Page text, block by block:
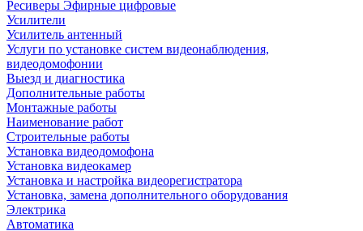
Ресиверы Эфирные цифровые
Усилители
Усилитель антенный
Услуги по установке систем видеонаблюдения,
видеодомофонии
Выезд и диагностика
Дополнительные работы
Монтажные работы
Наименование работ
Строительные работы
Установка видеодомофона
Установка видеокамер
Установка и настройка видеорегистратора
Установка, замена дополнительного оборудования
Электрика
Автоматика